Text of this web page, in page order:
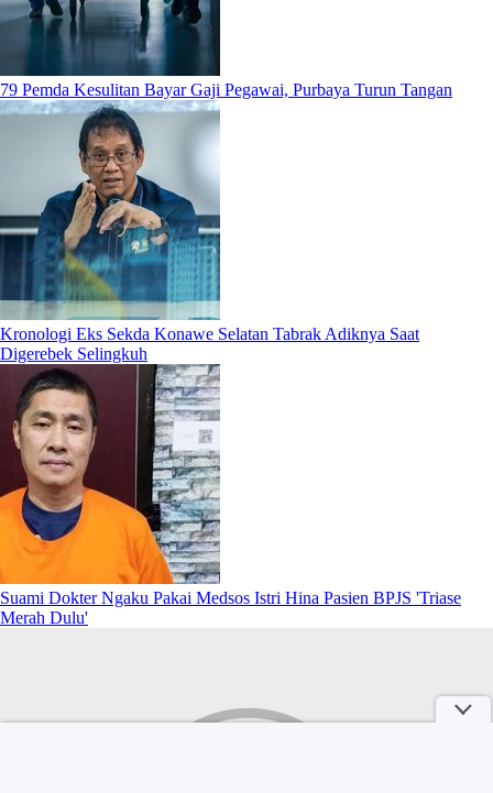
79 Pemda Kesulitan Bayar Gaji Pegawai, Purbaya Turun Tangan
Kronologi Eks Sekda Konawe Selatan Tabrak Adiknya Saat
Digerebek Selingkuh
Suami Dokter Ngaku Pakai Medsos Istri Hina Pasien BPJS 'Triase
Merah Dulu'